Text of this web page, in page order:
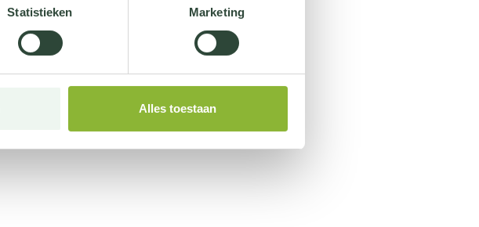
Statistieken Marketing
Alles toestaan